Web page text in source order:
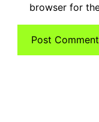
browser for